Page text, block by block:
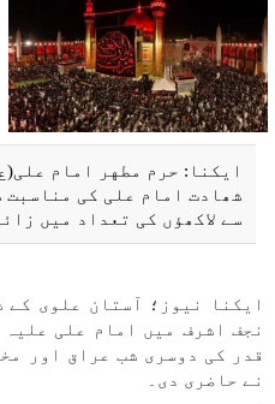
ایکنا: حرم مطهر امام
شھادت امام علی کی
سے لاکھؤں کی تعداد میں
ایکنا نیوز؛ آستان علوی
نجف اشرف میں امام علی
قدر کی دوسری شب عراق اور
نے حاضری دی۔